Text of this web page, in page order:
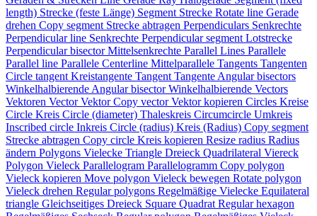
length) Strecke (feste Länge) Segment Strecke Rotate line Gerade
drehen Copy segment Strecke abtragen Perpendiculars Senkrechte
Perpendicular line Senkrechte Perpendicular segment Lotstrecke
Perpendicular bisectorMittelsenkrechte Parallel Lines Parallele
Parallel line Parallele Centerline Mittelparallele Tangents Tangenten
Circle tangent Kreistangente Tangent Tangente Angular bisectors
Winkelhalbierende Angular bisectorWinkelhalbierende Vectors
Vektoren VectorVektorCopy vectorVektor kopieren Circles Kreise
Circle Kreis Circle (diameter) Thaleskreis Circumcircle Umkreis
Inscribed circle Inkreis Circle (radius) Kreis (Radius) Copy segment
Strecke abtragen Copy circle Kreis kopieren Resize radius Radius
ändern Polygons Vielecke Triangle Dreieck Quadrilateral Viereck
Polygon Vieleck Parallelogram Parallelogramm Copy polygon
Vieleck kopieren Move polygon Vieleck bewegen Rotate polygon
Vieleck drehen Regular polygons Regelmäßige Vielecke Equilateral
triangle Gleichseitiges Dreieck Square Quadrat Regular hexagon